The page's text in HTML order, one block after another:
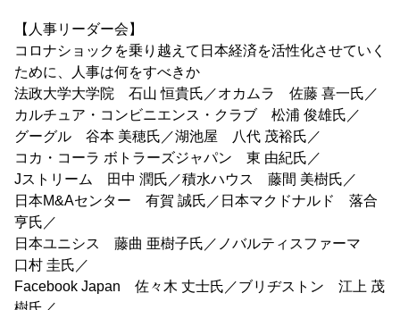
【人事リーダー会】
コロナショックを乗り越えて日本経済を活性化させていく
ために、人事は何をすべきか
法政大学大学院 石山 恒貴氏／オカムラ 佐藤 喜一氏／
カルチュア・コンビニエンス・クラブ 松浦 俊雄氏／
グーグル 谷本 美穂氏／湖池屋 八代 茂裕氏／
コカ・コーラ ボトラーズジャパン 東 由紀氏／
Jストリーム 田中 潤氏／積水ハウス 藤間 美樹氏／
日本M&Aセンター 有賀 誠氏／日本マクドナルド 落合
亨氏／
日本ユニシス 藤曲 亜樹子氏／ノバルティスファーマ
口村 圭氏／
Facebook Japan 佐々木 丈士氏／ブリヂストン 江上 茂